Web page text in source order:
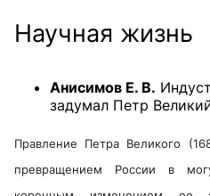
Научная жизнь
Анисимов Е. В.
задумал Петр
Правление Петра Великого
превращением России в